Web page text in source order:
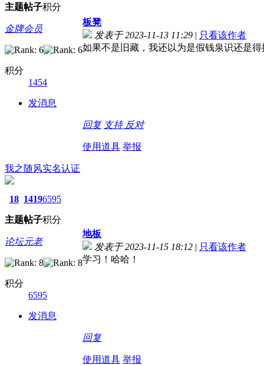
主题帖子积分
金牌会员
积分
1454
发消息
板凳
发表于 2023-11-13 11:29 | 只看该作者
如果不是旧藏，我还以为是假钱泉识还是得
回复 支持 反对
使用道具 举报
我之随风实名认证
18
主题
1419
帖子
6595
积分
论坛元老
积分
6595
发消息
地板
发表于 2023-11-15 18:12 | 只看该作者
学习！哈哈！
回复
使用道具 举报